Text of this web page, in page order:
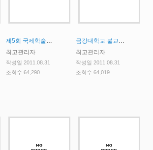
제5회 국제학술대회 안내
최고관리자
작성일 2011.08.31
조회수 64,290
금강대학교 불교문화연구소 인문한국(HK)사업 HK연구교수(내국인) 초빙 공고
최고관리자
작성일 2011.08.31
조회수 64,019